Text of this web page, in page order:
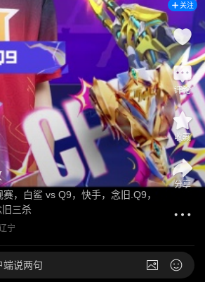
，白鲨 vs Q9，快手，念旧.Q9，
三杀
宁
关注
评论
收藏
分享
端说两句